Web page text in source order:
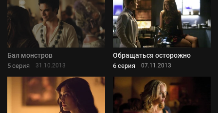
Бал монстров
5 серия 31.10.2013
Обращаться осторожно
6 серия 07.11.2013